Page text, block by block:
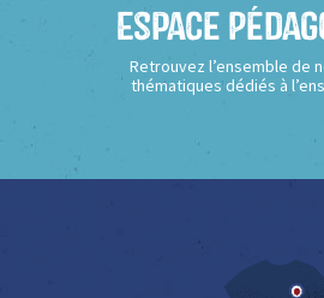
Espace
Retrouvez l’ensemble de
thématiques dédiés à